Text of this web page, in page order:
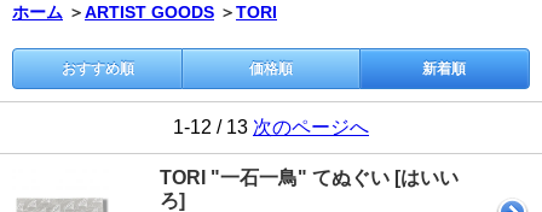
ホーム ＞ARTIST GOODS ＞TORI
おすすめ順 価格順 新着順
1-12 / 13 次のページへ
TORI "一石一鳥" てぬぐい [はいい
ろ]